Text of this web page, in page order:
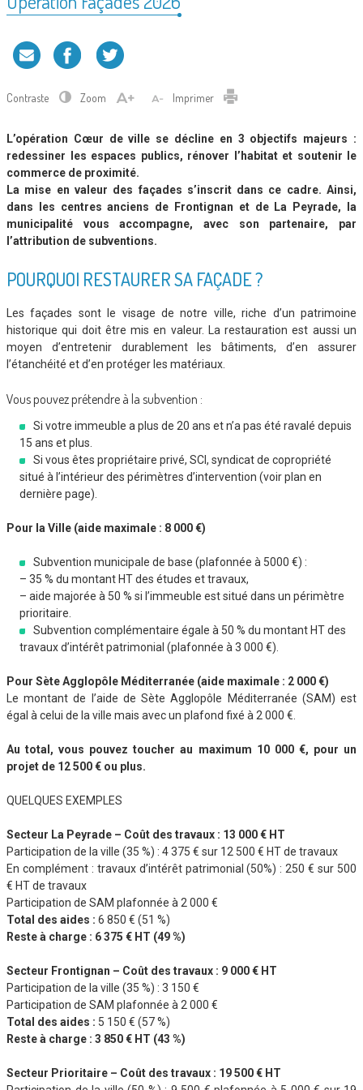
Contraste Zoom Imprimer
L’opération Cœur de ville se décline en 3 objectifs majeurs :
redessiner les espaces publics, rénover l’habitat et soutenir le
commerce de proximité.
La mise en valeur des façades s’inscrit dans ce cadre. Ainsi,
dans les centres anciens de Frontignan et de La Peyrade, la
municipalité vous accompagne, avec son partenaire, par
l’attribution de subventions.
POURQUOI RESTAURER SA FAÇADE ?
Les façades sont le visage de notre ville, riche d’un patrimoine
historique qui doit être mis en valeur. La restauration est aussi un
moyen d’entretenir durablement les bâtiments, d’en assurer
l’étanchéité et d’en protéger les matériaux.
Vous pouvez prétendre à la subvention :
Si votre immeuble a plus de 20 ans et n’a pas été ravalé depuis
15 ans et plus.
Si vous êtes propriétaire privé, SCI, syndicat de copropriété
situé à l’intérieur des périmètres d’intervention (voir plan en
dernière page).
Pour la Ville (aide maximale : 8 000 €)
Subvention municipale de base (plafonnée à 5000 €) :
– 35 % du montant HT des études et travaux,
– aide majorée à 50 % si l’immeuble est situé dans un périmètre
prioritaire.
Subvention complémentaire égale à 50 % du montant HT des
travaux d’intérêt patrimonial (plafonnée à 3 000 €).
Pour Sète Agglopôle Méditerranée (aide maximale : 2 000 €)
Le montant de l’aide de Sète Agglopôle Méditerranée (SAM) est
égal à celui de la ville mais avec un plafond fixé à 2 000 €.
Au total, vous pouvez toucher au maximum 10 000 €, pour un
projet de 12 500 € ou plus.
QUELQUES EXEMPLES
Secteur La Peyrade – Coût des travaux : 13 000 € HT
Participation de la ville (35 %) : 4 375 € sur 12 500 € HT de travaux
En complément : travaux d’intérêt patrimonial (50%) : 250 € sur 500
€ HT de travaux
Participation de SAM plafonnée à 2 000 €
Total des aides : 6 850 € (51 %)
Reste à charge : 6 375 € HT (49 %)
Secteur Frontignan – Coût des travaux : 9 000 € HT
Participation de la ville (35 %) : 3 150 €
Participation de SAM plafonnée à 2 000 €
Total des aides : 5 150 € (57 %)
Reste à charge : 3 850 € HT (43 %)
Secteur Prioritaire – Coût des travaux : 19 500 € HT